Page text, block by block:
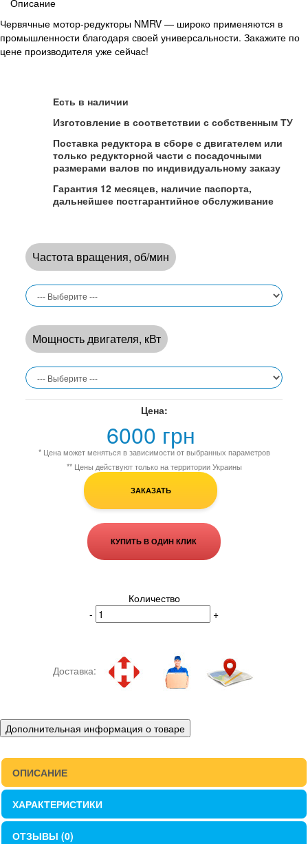
Описание
Червячные мотор-редукторы NMRV — широко применяются в
промышленности благодаря своей универсальности. Закажите по
цене производителя уже сейчас!
Есть в наличии
Изготовление в соответствии с собственным ТУ
Поставка редуктора в сборе с двигателем или
только редукторной части с посадочными
размерами валов по индивидуальному заказу
Гарантия 12 месяцев, наличие паспорта,
дальнейшее постгарантийное обслуживание
Частота вращения, об/мин
Мощность двигателя, кВт
Цена:
6000 грн
* Цена может меняться в зависимости от выбранных параметров
** Цены действуют только на территории Украины
ЗАКАЗАТЬ
КУПИТЬ В ОДИН КЛИК
Количество
-
+
Доставка:
Дополнительная информация о товаре
ОПИСАНИЕ
ХАРАКТЕРИСТИКИ
ОТЗЫВЫ (0)